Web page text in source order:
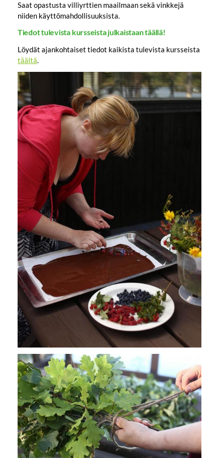
Saat opastusta villiyrttien maailmaan sekä vinkkejä
niiden käyttömahdollisuuksista.
Tiedot tulevista kursseista julkaistaan täällä!
Löydät ajankohtaiset tiedot kaikista tulevista kursseista
täältä.